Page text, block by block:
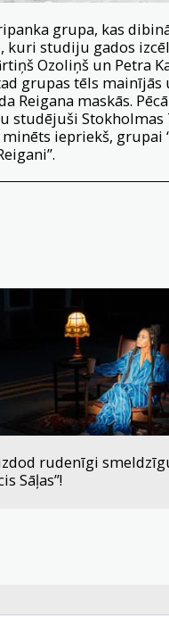
grupa, kas
studiju gados
Ozoliņš un Petra
grupas tēls mainījās
Reigana maskās.
studējuši Stokholmas
iepriekš, grupai
rudenīgi
Sāļas”!